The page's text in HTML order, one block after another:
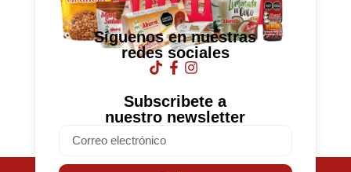
Síguenos en nuestras
redes sociales
Subscribete a
nuestro newsletter